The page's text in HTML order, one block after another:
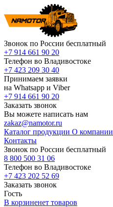
Звонок по России бесплатный
+7 914 661 90 20
Телефон во Владивостоке
+7 423 209 30 40
Принимаем заявки
на Whatsapp и Viber
+7 914 661 90 20
Заказать звонок
Вы можете написать нам
zakaz@namotor.ru
Каталог продукции О компании
Контакты
Звонок по России бесплатный
8 800 500 31 06
Телефон во Владивостоке
+7 423 202 52 69
Заказать звонок
Гость
В корзиненет товаров